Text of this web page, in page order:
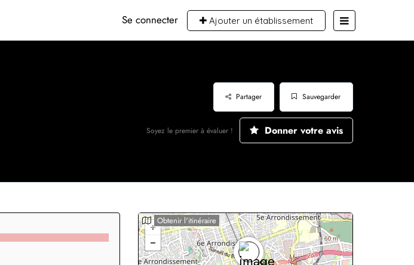
Se connecter Ajouter un établissement
Sauvegarder
Partager
Soyez le premier à évaluer ! Donner votre avis
Obtenir l'itinéraire